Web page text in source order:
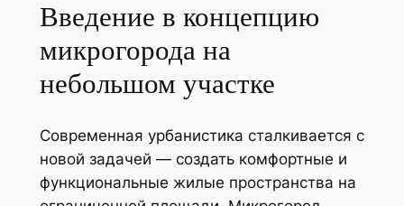
Введение в концепцию
микрогорода на
небольшом участке
Современная урбанистика сталкивается с
новой задачей — создать комфортные и
функциональные жилые пространства на